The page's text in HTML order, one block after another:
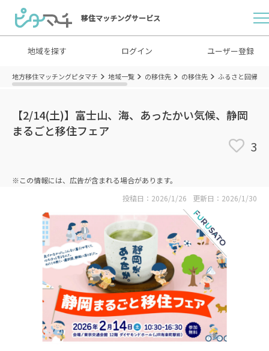
移住マッチングサービス
地域を探す ログイン ユーザー登録
地方移住マッチングピタマチ 地域一覧 の移住先 の移住先 ふるさと回帰支
【2/14(土)】富士山、海、あったかい気候、静岡
まるごと移住フェア
3
※この情報には、広告が含まれる場合があります。
投稿日：2026/1/26
更新日：2026/1/30